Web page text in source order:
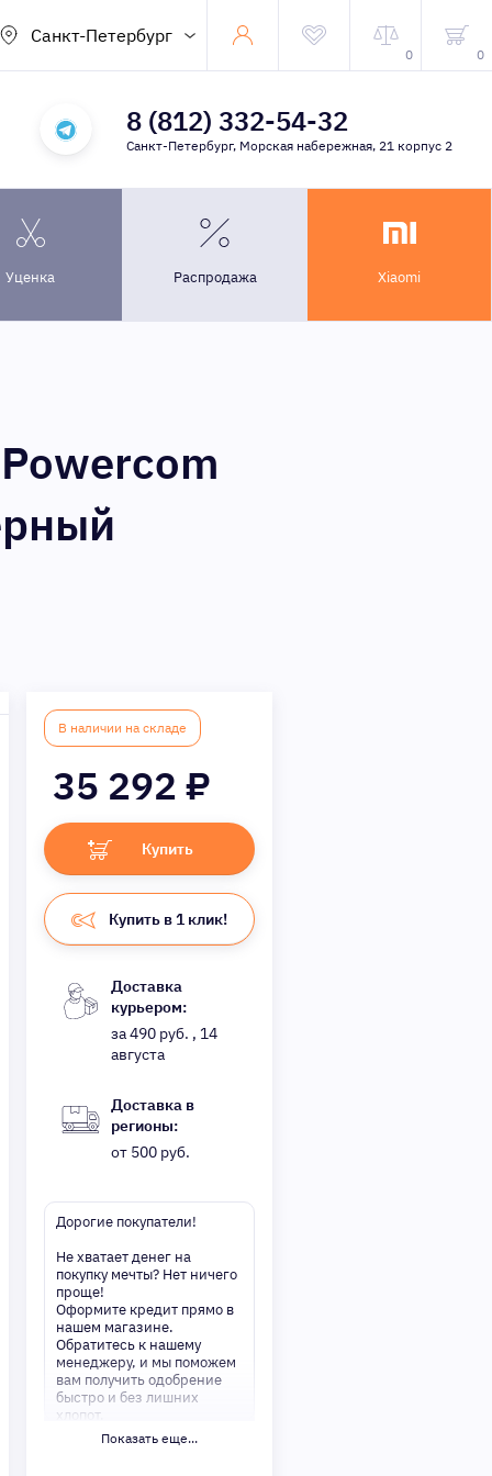
Санкт-Петербург
0 0
8 (812) 332-54-32
Санкт-Петербург, Морская набережная, 21 корпус 2
Уценка Распродажа Xiaomi
В наличии на складе
35 292₽
Купить
Купить в 1 клик!
Доставка
курьером:
за 490 руб. , 14
августа
Доставка в
регионы:
от 500 руб.
Дорогие покупатели!
Не хватает денег на
покупку мечты? Нет ничего
проще!
Оформите кредит прямо в
нашем магазине.
Обратитесь к нашему
менеджеру, и мы поможем
вам получить одобрение
быстро и без лишних
хлопот.
Показать еще...